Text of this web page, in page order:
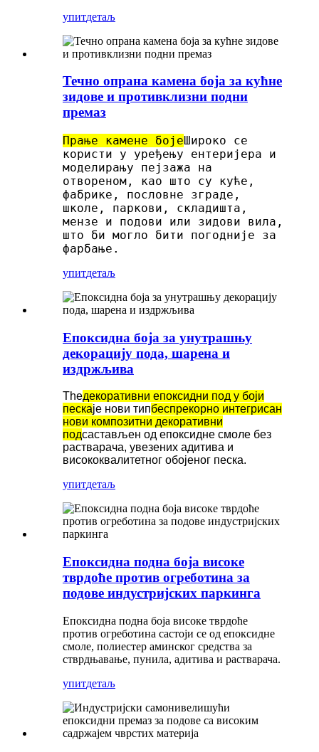
упитдетаљ
Течно опрана камена боја за кућне
зидове и противклизни подни
премаз
Прање камене бојеШироко се
користи у уређењу ентеријера и
моделирању пејзажа на
отвореном, као што су куће,
фабрике, пословне зграде,
школе, паркови, складишта,
мензе и подови или зидови вила,
што би могло бити погодније за
фарбање.
упитдетаљ
Епоксидна боја за унутрашњу
декорацију пода, шарена и
издржљива
Theдекоративни епоксидни под у боји
пескаје нови типбеспрекорно интегрисан
нови композитни декоративни
подсастављен од епоксидне смоле без
растварача, увезених адитива и
висококвалитетног обојеног песка.
упитдетаљ
Епоксидна подна боја високе
тврдоће против огреботина за
подове индустријских паркинга
Епоксидна подна боја високе тврдоће
против огреботина састоји се од епоксидне
смоле, полиестер аминског средства за
стврдњавање, пунила, адитива и растварача.
упитдетаљ